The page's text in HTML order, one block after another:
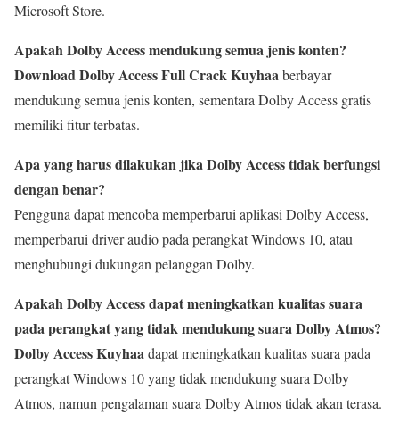
Microsoft Store.
Apakah Dolby Access mendukung semua jenis konten?
Download Dolby Access Full Crack Kuyhaaberbayar
mendukung semua jenis konten, sementara Dolby Access gratis
memiliki fitur terbatas.
Apa yang harus dilakukan jika Dolby Access tidak berfungsi
dengan benar?
Pengguna dapat mencoba memperbarui aplikasi Dolby Access,
memperbarui driver audio pada perangkat Windows 10, atau
menghubungi dukungan pelanggan Dolby.
Apakah Dolby Access dapat meningkatkan kualitas suara
pada perangkat yang tidak mendukung suara Dolby Atmos?
Dolby Access Kuyhaadapat meningkatkan kualitas suara pada
perangkat Windows 10 yang tidak mendukung suara Dolby
Atmos, namun pengalaman suara Dolby Atmos tidak akan terasa.